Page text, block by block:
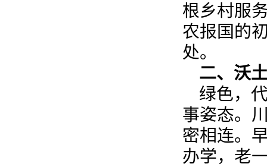
根乡村服
农报国的
处。
二、沃
绿色，
事姿态。
密相连。
办学，老